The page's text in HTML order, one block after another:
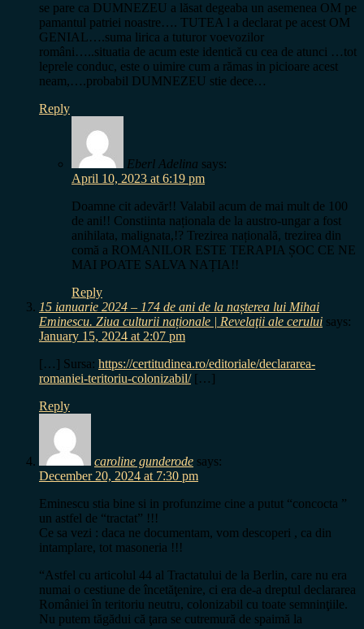
se pare ca DUMNEZEU a lăsat degeaba un asemenea OM pe
pamantul patriei noastre…. TUTEA l a declarat pe acest OM
GENIAL….suma lirica a tuturor voevozilor
români…..situatia de acum este identică cu cea de atunci …tot
leprele conduc, este o uimire cum a rămas in picioare acest
neam,….probabil DUMNEZEU stie dece…
Reply
Eberl Adelina says:
April 10, 2023 at 6:19 pm
Doamne cit adevăr!! Valabil acum de mai mult de 100
de ani!! Constiinta naționala de la austro-ungar a fost
anihilata, malignata,!? Trezirea națională, trezirea din
comă a ROMANILOR ESTE TERAPIA ȘOC CE NE
MAI POATE SALVA NAȚIA!!
Reply
15 ianuarie 2024 – 174 de ani de la nașterea lui Mihai
Eminescu. Ziua culturii naționale | Revelaţii ale cerului says:
January 15, 2024 at 2:07 pm
[…] Sursa: https://certitudinea.ro/editoriale/declararea-
romaniei-teritoriu-colonizabil/[…]
Reply
caroline gunderode says:
December 20, 2024 at 7:30 pm
Eminescu stia bine si in profunzime cine a putut “concocta ”
un astfel de “tractat” !!!
Ce sa vezi : daca ne documentam, vom descoperi , ca din
intamplare, tot masoneria !!!
“Astfel cu articolul 44 al Tractatului de la Berlin, care nu era
numai o cestiune de încetăţenire, ci era de-a dreptul declararea
României în teritoriu neutru, colonizabil cu toate semninţiile.
Nu putem tăgădui că ţara se cutremură de spaimă la